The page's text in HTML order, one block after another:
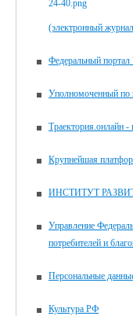
(электронный
Федеральный портал
Уполномоченный по
Траектория.онлайн
Крупнейшая
ИНСТИТУТ
Управление
потребителей и
Персональные
Культура РФ